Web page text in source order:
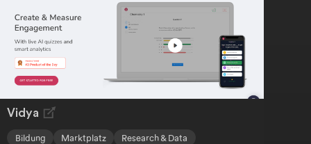
identifizieren. Lass dich von seinen
Funktionen begeistern.
Vidya
Bildung Marktplatz Research & Data